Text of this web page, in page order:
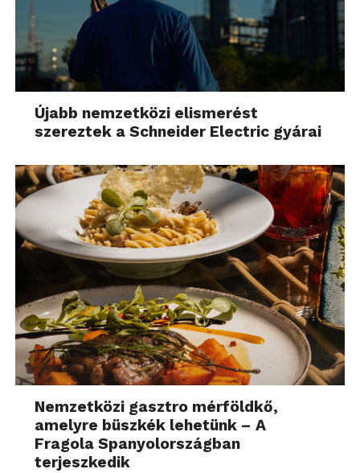
Újabb nemzetközi elismerést
szereztek a Schneider Electric gyárai
Nemzetközi gasztro mérföldkő,
amelyre büszkék lehetünk – A
Fragola Spanyolországban
terjeszkedik